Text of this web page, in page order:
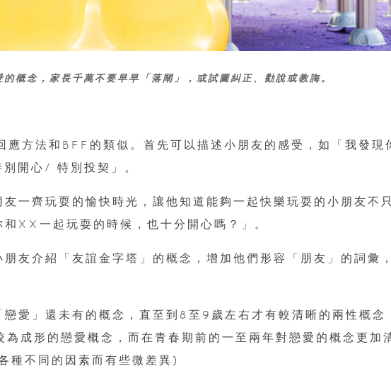
概念，家長千萬不要早早「落閘」，或試圖糾正、勸說或教誨。
方法和BFF的類似。首先可以描述小朋友的感受，如「我發現
開心/ 特別投契」。
一齊玩耍的愉快時光，讓他知道能夠一起快樂玩耍的小朋友不只
XX一起玩耍的時候，也十分開心嗎？」。
友介紹「友誼金字塔」的概念，增加他們形容「朋友」的詞彙，
愛」還未有的概念，直至到8至9歲左右才有較清晰的兩性概念
成形的戀愛概念，而在青春期前的一至兩年對戀愛的概念更加
種不同的因素而有些微差異)